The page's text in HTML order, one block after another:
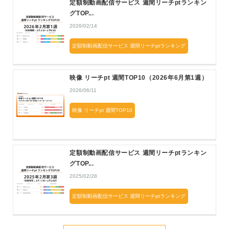
定額制動画配信サービス 週間リーチptランキン
グTOP...
2026/02/14
定額制動画配信サービス 週間リーチptランキング
映像 リーチpt 週間TOP10（2026年6月第1週）
2026/06/11
映像 リーチpt 週間TOP10
定額制動画配信サービス 週間リーチptランキン
グTOP...
2025/02/28
定額制動画配信サービス 週間リーチptランキング